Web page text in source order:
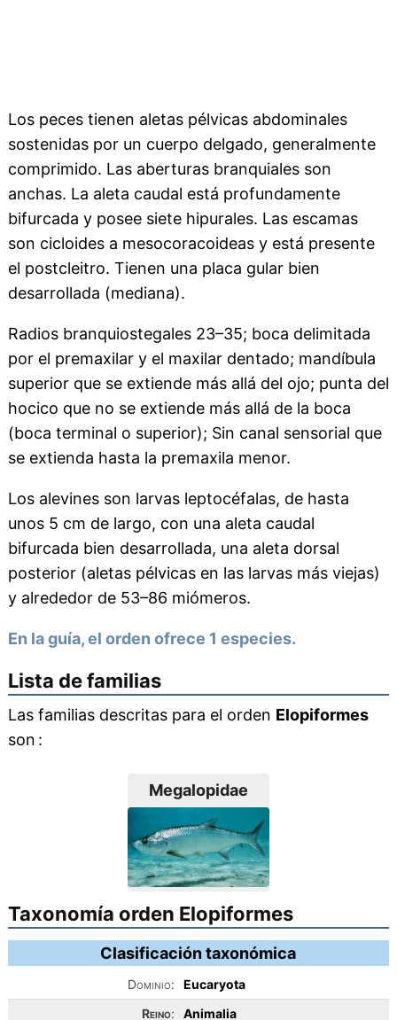
Los peces tienen aletas pélvicas abdominales
sostenidas por un cuerpo delgado, generalmente
comprimido. Las aberturas branquiales son
anchas. La aleta caudal está profundamente
bifurcada y posee siete hipurales. Las escamas
son cicloides a mesocoracoideas y está presente
el postcleitro. Tienen una placa gular bien
desarrollada (mediana).
Radios branquiostegales 23–35; boca delimitada
por el premaxilar y el maxilar dentado; mandíbula
superior que se extiende más allá del ojo; punta del
hocico que no se extiende más allá de la boca
(boca terminal o superior); Sin canal sensorial que
se extienda hasta la premaxila menor.
Los alevines son larvas leptocéfalas, de hasta
unos 5 cm de largo, con una aleta caudal
bifurcada bien desarrollada, una aleta dorsal
posterior (aletas pélvicas en las larvas más viejas)
y alrededor de 53–86 miómeros.
En la guía, el orden ofrece 1 especies.
Lista de familias
Las familias descritas para el orden Elopiformes
son :
Megalopidae
Taxonomía orden Elopiformes
Clasificación taxonómica
Dominio:
Eucaryota
Reino: Animalia